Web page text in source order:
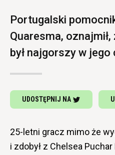
Portugalski
Quaresma,
był najgorszy w jego
UDOSTĘPNIJ NA
25-letni gracz mimo że
i zdobył z Chelsea